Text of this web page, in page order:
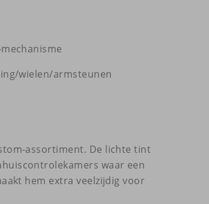
wielen/armsteunen
assortiment. De lichte tint
waar een
hem extra veelzijdig voor